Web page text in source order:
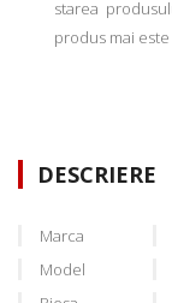
starea
produs mai
DESCRIERE
Marca
Model